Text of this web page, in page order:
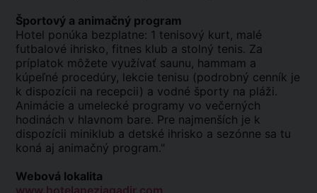
Športový a animačný program
Hotel ponúka bezplatne: 1 tenisový kurt, malé
futbalové ihrisko, fitnes klub a stolný tenis. Za
príplatok môžete využívať saunu, hammam a
kúpeľné procedúry, lekcie tenisu (podrobný cenník je
k dispozícii na recepcii) a vodné športy na pláži.
Animácie a umelecké programy vo večerných
hodinách v hlavnom bare. Pre najmenších je k
dispozícii miniklub a detské ihrisko a sezónne sa tu
koná aj animačný program."
Webová lokalita
www.hotelaneziagadir.com